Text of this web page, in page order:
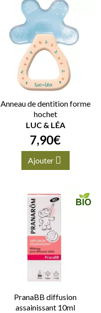
Anneau de dentition forme
hochet
LUC & LÉA
7,90€
Ajouter
PranaBB diffusion
assainissant 10ml